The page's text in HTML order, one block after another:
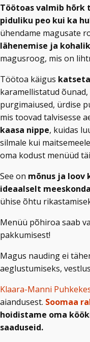
Töötoas valmib hõrk
piduliku peo kui ka
ühendame magusate
lähenemise ja
magusroog, mis on
Töötoa käigus
karamellistatud
purgimaiused, ürdise
mis toovad talvisesse
kaasa nippe, kuidas
silmale kui
oma kodust menüüd
See on mõnus ja loov
ideaalselt
ühise õhtu
Menüü põhiroa saab
pakkumisest!
Magus nauding ei
aeglustumiseks,
Klaara-Manni
aiandusest. Soomaa
hoidistame oma
saaduseid.